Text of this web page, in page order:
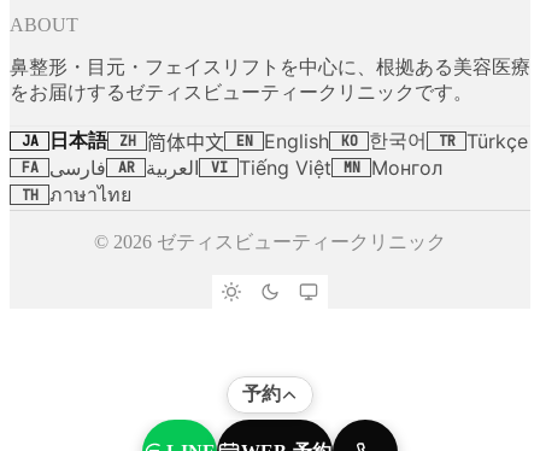
ABOUT
鼻整形・目元・フェイスリフトを中心に、根拠ある美容医療
をお届けするゼティスビューティークリニックです。
JA 日本語 ZH 简体中文 EN English KO 한국어 TR Türkçe
FA فارسی AR العربية VI Tiếng Việt MN Монгол
TH ภาษาไทย
© 2026 ゼティスビューティークリニック
予約